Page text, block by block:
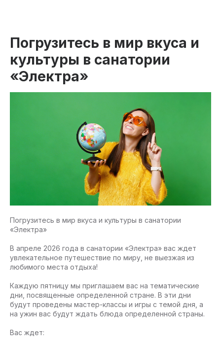
Погрузитесь в мир вкуса и
культуры в санатории
«Электра»
Погрузитесь в мир вкуса и культуры в санатории
«Электра»
В апреле 2026 года в санатории «Электра» вас ждет
увлекательное путешествие по миру, не выезжая из
любимого места отдыха!
Каждую пятницу мы приглашаем вас на тематические
дни, посвященные определенной стране. В эти дни
будут проведены мастер-классы и игры с темой дня, а
на ужин вас будут ждать блюда определенной страны.
Вас ждет: